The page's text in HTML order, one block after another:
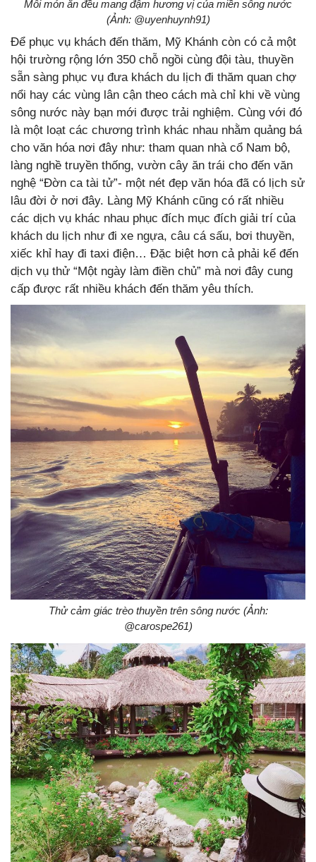
Mỗi món ăn đều mang đậm hương vị của miền sông nước
(Ảnh: @uyenhuynh91)
Để phục vụ khách đến thăm, Mỹ Khánh còn có cả một
hội trường rộng lớn 350 chỗ ngồi cùng đội tàu, thuyền
sẵn sàng phục vụ đưa khách du lịch đi thăm quan chợ
nổi hay các vùng lân cận theo cách mà chỉ khi về vùng
sông nước này bạn mới được trải nghiệm. Cùng với đó
là một loạt các chương trình khác nhau nhằm quảng bá
cho văn hóa nơi đây như: tham quan nhà cổ Nam bộ,
làng nghề truyền thống, vườn cây ăn trái cho đến văn
nghệ “Đờn ca tài tử”- một nét đẹp văn hóa đã có lịch sử
lâu đời ở nơi đây. Làng Mỹ Khánh cũng có rất nhiều
các dịch vụ khác nhau phục đích mục đích giải trí của
khách du lịch như đi xe ngựa, câu cá sấu, bơi thuyền,
xiếc khỉ hay đi taxi điện… Đặc biệt hơn cả phải kể đến
dịch vụ thử “Một ngày làm điền chủ” mà nơi đây cung
cấp được rất nhiều khách đến thăm yêu thích.
Thử cảm giác trèo thuyền trên sông nước (Ảnh:
@carospe261)